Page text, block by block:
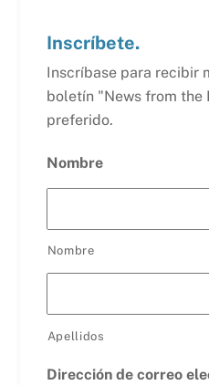
Inscríbete.
Inscríbase para recibir
boletín "News from the
preferido.
Nombre
Nombre
Apellidos
Dirección de correo